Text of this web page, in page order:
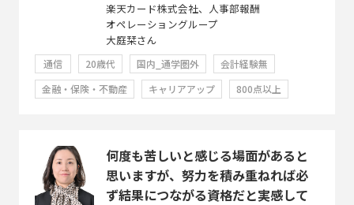
楽天カード株式会社、人事部報酬
オペレーショングループ
大庭栞さん
通信 20歳代 国内_通学圏外
会計経験無
金融・保険・不動産
キャリアアップ 800点以上
何度も苦しいと感じる場面があると
思いますが、努力を積み重ねれば必
ず結果につながる資格だと実感して